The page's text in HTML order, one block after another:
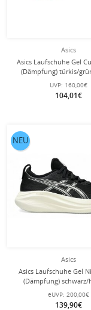
Asics
Asics Laufschuhe Gel
(Dämpfung) türkis/
UVP: 160,00€
104,01€
Asics
Asics Laufschuhe Gel
(Dämpfung) schwarz/
Herren
eUVP: 200,00€
139,90€
NEU